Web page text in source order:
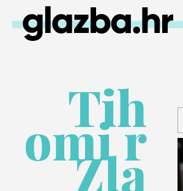
Tih
omi r
Zla